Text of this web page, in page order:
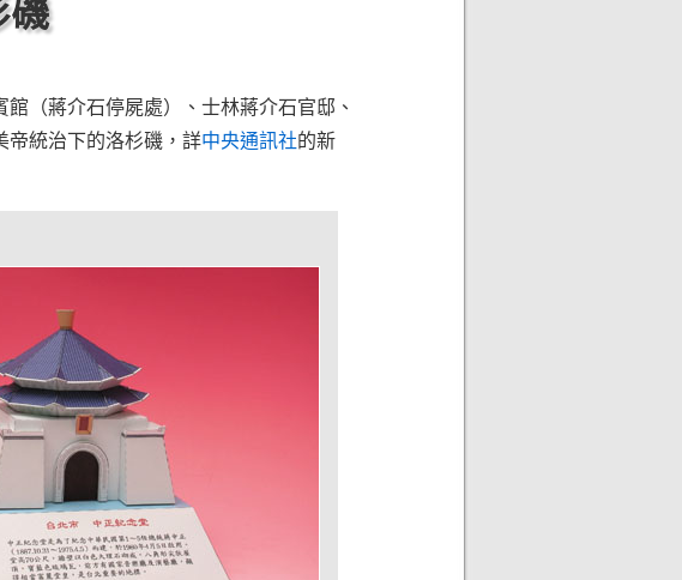
磯
（蔣介石停屍處）、士林蔣介石官邸、
帝統治下的洛杉磯，詳中央通訊社的新